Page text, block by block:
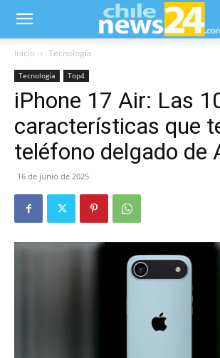
Inicio Tecnología
Tecnología Top4
iPhone 17 Air: Las
características que
teléfono delgado de
16 de junio de 2025